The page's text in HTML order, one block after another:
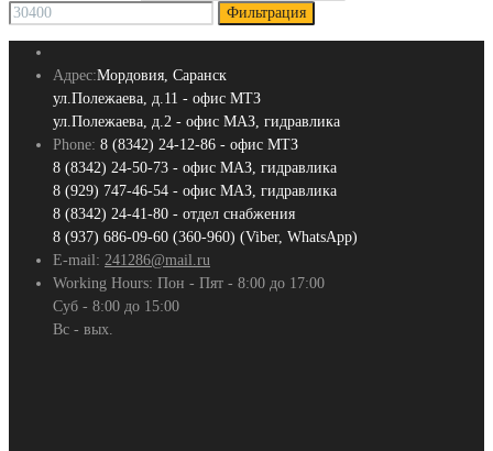
Фильтрация
Адрес:Мордовия, Саранск
ул.Полежаева, д.11 - офис МТЗ
ул.Полежаева, д.2 - офис МАЗ, гидравлика
Phone: 8 (8342) 24-12-86 - офис МТЗ
8 (8342) 24-50-73 - офис МАЗ, гидравлика
8 (929) 747-46-54 - офис МАЗ, гидравлика
8 (8342) 24-41-80 - отдел снабжения
8 (937) 686-09-60 (360-960) (Viber, WhatsApp)
E-mail: 241286@mail.ru
Working Hours: Пон - Пят - 8:00 до 17:00
Суб - 8:00 до 15:00
Вс - вых.